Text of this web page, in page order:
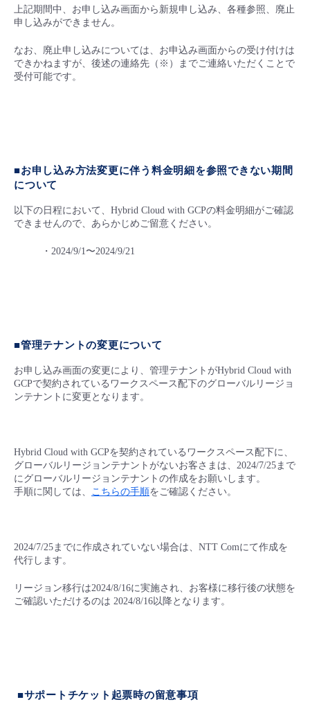
- vUTM2
上記期間中、お申し込み画面から新規申し込み、各種参照、廃止
申し込みができません。
なお、廃止申し込みについては、お申込み画面からの受け付けは
できかねますが、後述の連絡先（※）までご連絡いただくことで
受付可能です。
■お申し込み方法変更に伴う料金明細を参照できない期間
について
以下の日程において、Hybrid Cloud with GCPの料金明細がご確認
できませんので、あらかじめご留意ください。
・2024/9/1〜2024/9/21
■管理テナントの変更について
お申し込み画面の変更により、管理テナントがHybrid Cloud with
GCPで契約されているワークスペース配下のグローバルリージョ
ンテナントに変更となります。
Hybrid Cloud with GCPを契約されているワークスペース配下に、
グローバルリージョンテナントがないお客さまは、2024/7/25まで
にグローバルリージョンテナントの作成をお願いします。
手順に関しては、 こちらの手順をご確認ください。
2024/7/25までに作成されていない場合は、NTT Comにて作成を
代行します。
リージョン移行は2024/8/16に実施され、お客様に移行後の状態を
ご確認いただけるのは 2024/8/16以降となります。
■サポートチケット起票時の留意事項